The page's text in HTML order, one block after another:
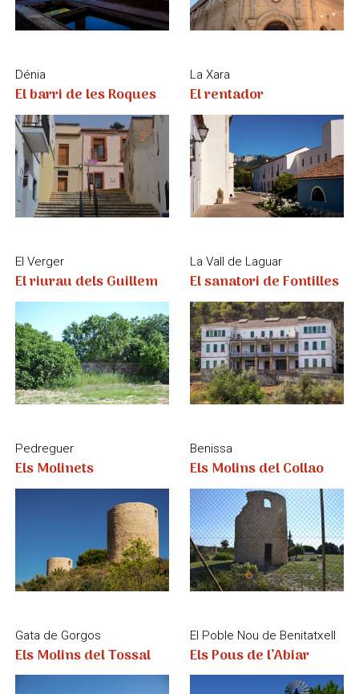
El Verger
El riurau dels Guillem
La Vall de Laguar
El sanatori de Fontilles
Pedreguer
Els Molinets
Benissa
Els Molins del Collao
Gata de Gorgos
Els Molins del Tossal
El Poble Nou de Benitatxell
Els Pous de l’Abiar
Pedreguer
Els Pòrxens
Jesús Pobre
Els Tres Molins